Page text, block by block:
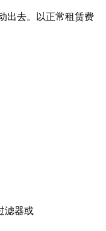
出去。以正常租赁费
滤器或